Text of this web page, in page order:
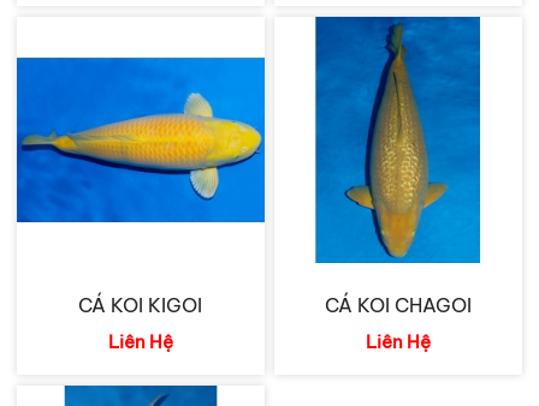
CÁ KOI KIGOI
Liên Hệ
CÁ KOI CHAGOI
Liên Hệ